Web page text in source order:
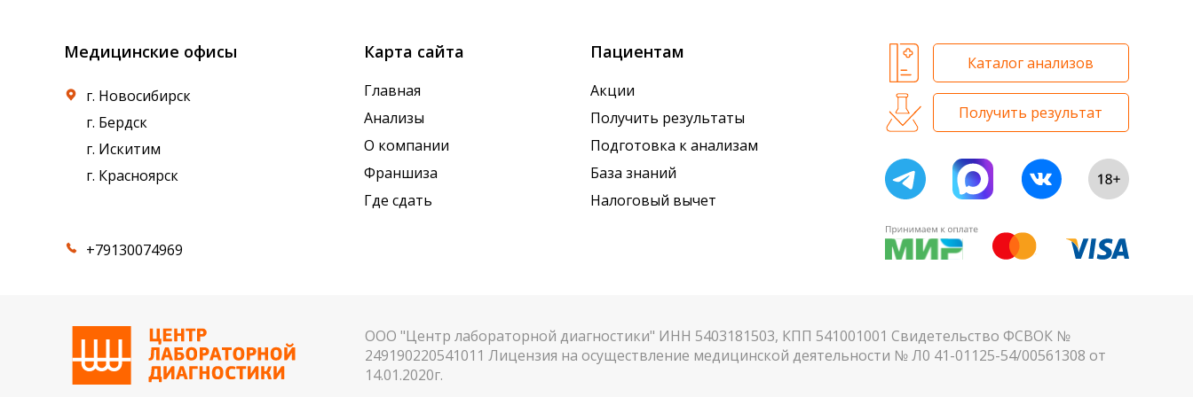
Медицинские офисы
г. Новосибирск
г. Бердск
г. Искитим
г. Красноярск
+79130074969
Карта сайта
Главная
Анализы
О компании
Франшиза
Где сдать
Пациентам
Акции
Получить результаты
Подготовка к анализам
База знаний
Налоговый вычет
Каталог анализов
Получить результат
ООО "Центр лабораторной диагностики" ИНН 5403181503, КПП 541001001 Свидетельство ФСВОК №
249190220541011 Лицензия на осуществление медицинской деятельности № Л0 41-01125-54/00561308 от
14.01.2020г.